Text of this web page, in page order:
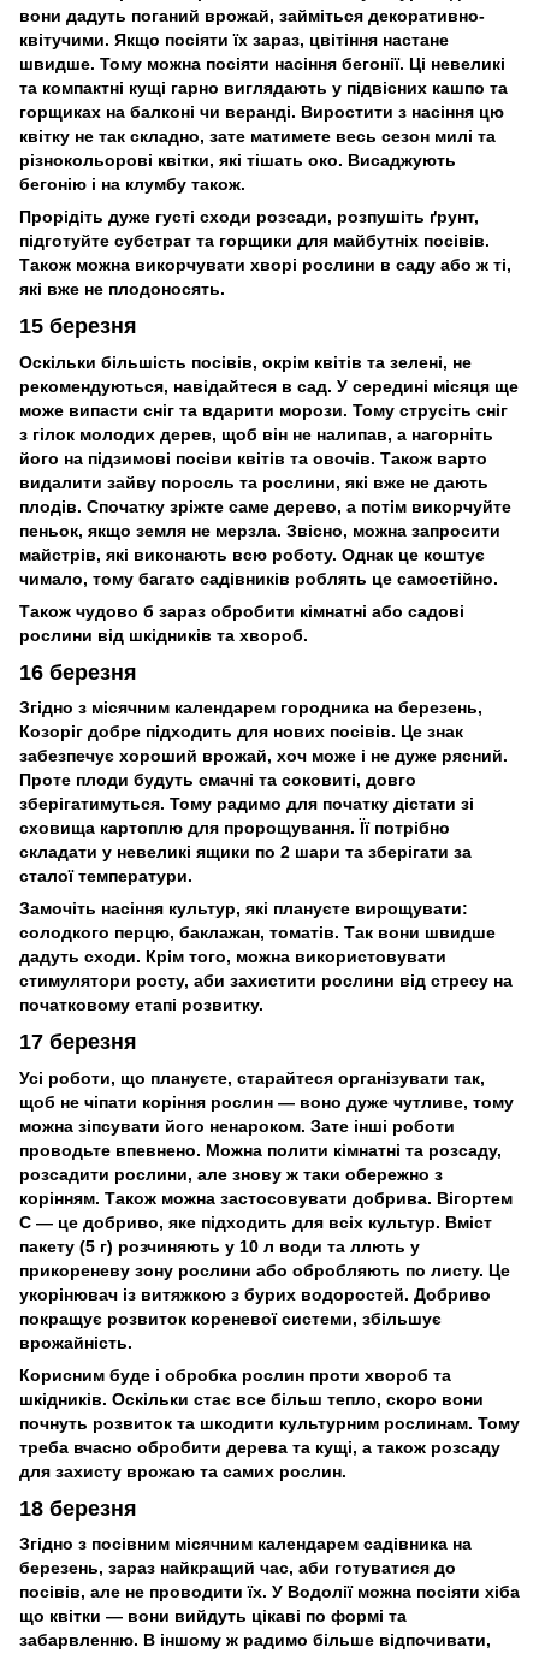
вони дадуть поганий врожай, займіться декоративно-
квітучими. Якщо посіяти їх зараз, цвітіння настане
швидше. Тому можна посіяти насіння бегонії. Ці невеликі
та компактні кущі гарно виглядають у підвісних кашпо та
горщиках на балконі чи веранді. Виростити з насіння цю
квітку не так складно, зате матимете весь сезон милі та
різнокольорові квітки, які тішать око. Висаджують
бегонію і на клумбу також.
Прорідіть дуже густі сходи розсади, розпушіть ґрунт,
підготуйте субстрат та горщики для майбутніх посівів.
Також можна викорчувати хворі рослини в саду або ж ті,
які вже не плодоносять.
15 березня
Оскільки більшість посівів, окрім квітів та зелені, не
рекомендуються, навідайтеся в сад. У середині місяця ще
може випасти сніг та вдарити морози. Тому струсіть сніг
з гілок молодих дерев, щоб він не налипав, а нагорніть
його на підзимові посіви квітів та овочів. Також варто
видалити зайву поросль та рослини, які вже не дають
плодів. Спочатку зріжте саме дерево, а потім викорчуйте
пеньок, якщо земля не мерзла. Звісно, можна запросити
майстрів, які виконають всю роботу. Однак це коштує
чимало, тому багато садівників роблять це самостійно.
Також чудово б зараз обробити кімнатні або садові
рослини від шкідників та хвороб.
16 березня
Згідно з місячним календарем городника на березень,
Козоріг добре підходить для нових посівів. Це знак
забезпечує хороший врожай, хоч може і не дуже рясний.
Проте плоди будуть смачні та соковиті, довго
зберігатимуться. Тому радимо для початку дістати зі
сховища картоплю для пророщування. Її потрібно
складати у невеликі ящики по 2 шари та зберігати за
сталої температури.
Замочіть насіння культур, які плануєте вирощувати:
солодкого перцю, баклажан, томатів. Так вони швидше
дадуть сходи. Крім того, можна використовувати
стимулятори росту, аби захистити рослини від стресу на
початковому етапі розвитку.
17 березня
Усі роботи, що плануєте, старайтеся організувати так,
щоб не чіпати коріння рослин — воно дуже чутливе, тому
можна зіпсувати його ненароком. Зате інші роботи
проводьте впевнено. Можна полити кімнатні та розсаду,
розсадити рослини, але знову ж таки обережно з
корінням. Також можна застосовувати добрива. Вігортем
С — це добриво, яке підходить для всіх культур. Вміст
пакету (5 г) розчиняють у 10 л води та ллють у
прикореневу зону рослини або обробляють по листу. Це
укорінювач із витяжкою з бурих водоростей. Добриво
покращує розвиток кореневої системи, збільшує
врожайність.
Корисним буде і обробка рослин проти хвороб та
шкідників. Оскільки стає все більш тепло, скоро вони
почнуть розвиток та шкодити культурним рослинам. Тому
треба вчасно обробити дерева та кущі, а також розсаду
для захисту врожаю та самих рослин.
18 березня
Згідно з посівним місячним календарем садівника на
березень, зараз найкращий час, аби готуватися до
посівів, але не проводити їх. У Водолії можна посіяти хіба
що квітки — вони вийдуть цікаві по формі та
забарвленню. В іншому ж радимо більше відпочивати,